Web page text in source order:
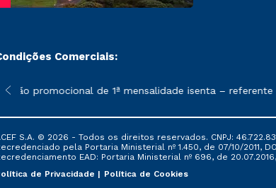
Comerciais:
períodos de rematrícula conforme exposto no
promocional de 1ª mensalidade isenta –
S.A. © 2026 - Todos os direitos reservados. CNPJ:
pela Portaria Ministerial nº 1.450, de 07/10/2011,
EAD: Portaria Ministerial nº 696, de 20.07.2016,
de Privacidade
Política de Cookies